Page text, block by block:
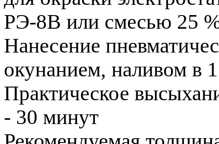
РЭ-8В или смесью 25
Нанесение
окунанием, наливом в
Практическое
- 30 минут